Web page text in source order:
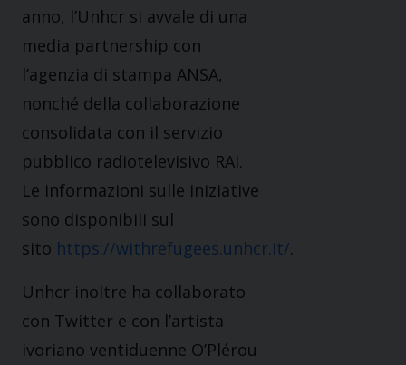
anno, l’Unhcr si avvale di una
media partnership con
l’agenzia di stampa ANSA,
nonché della collaborazione
consolidata con il servizio
pubblico radiotelevisivo RAI.
Le informazioni sulle iniziative
sono disponibili sul
sito https://withrefugees.unhcr.it/.
Unhcr inoltre ha collaborato
con Twitter e con l’artista
ivoriano ventiduenne O’Plérou